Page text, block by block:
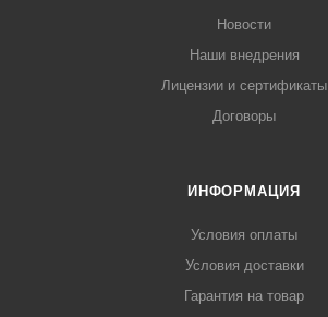
Новости
Наши внедрения
Лицензии и сертификаты
Договоры
ИНФОРМАЦИЯ
Условия оплаты
Условия доставки
Гарантия на товар